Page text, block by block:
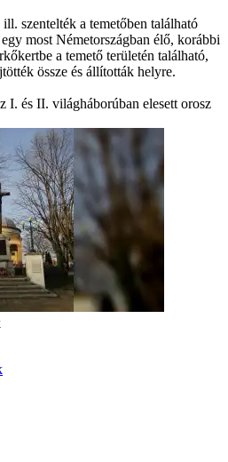
szentelték a temetőben található
most Németországban élő, korábbi
a temető területén található,
össze és állították helyre.
I. és II. világháborúban elesett orosz